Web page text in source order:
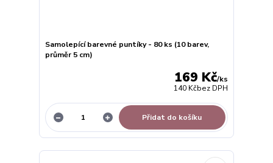
Samolepící barevné puntíky - 80 ks (10 barev,
průměr 5 cm)
169 Kč/ks
140 Kčbez DPH
Přidat do košíku